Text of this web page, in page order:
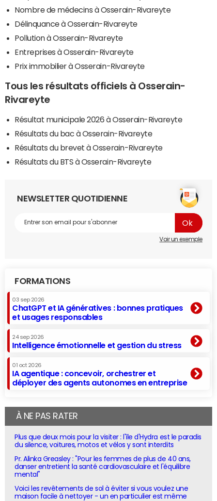
Nombre de médecins à Osserain-Rivareyte
Délinquance à Osserain-Rivareyte
Pollution à Osserain-Rivareyte
Entreprises à Osserain-Rivareyte
Prix immobilier à Osserain-Rivareyte
Tous les résultats officiels à Osserain-
Rivareyte
Résultat municipale 2026 à Osserain-Rivareyte
Résultats du bac à Osserain-Rivareyte
Résultats du brevet à Osserain-Rivareyte
Résultats du BTS à Osserain-Rivareyte
NEWSLETTER QUOTIDIENNE
Voir un exemple
FORMATIONS
03 sep 2026
ChatGPT et IA génératives : bonnes pratiques
et usages responsables
24 sep 2026
Intelligence émotionnelle et gestion du stress
01 oct 2026
IA agentique : concevoir, orchestrer et
déployer des agents autonomes en entreprise
À NE PAS RATER
Plus que deux mois pour la visiter : l'île d'Hydra est le paradis
du silence, voitures, motos et vélos y sont interdits
Pr. Alinka Greasley : "Pour les femmes de plus de 40 ans,
danser entretient la santé cardiovasculaire et l'équilibre
mental"
Voici les revêtements de sol à éviter si vous voulez une
maison facile à nettoyer - un en particulier est même